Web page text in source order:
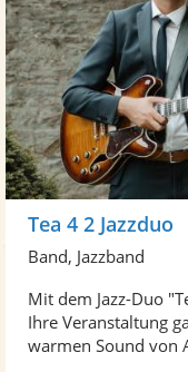
Tea 4 2 Jazzduo
Band, Jazzband
Mit dem Jazz-Duo
Ihre Veranstaltung
warmen Sound von